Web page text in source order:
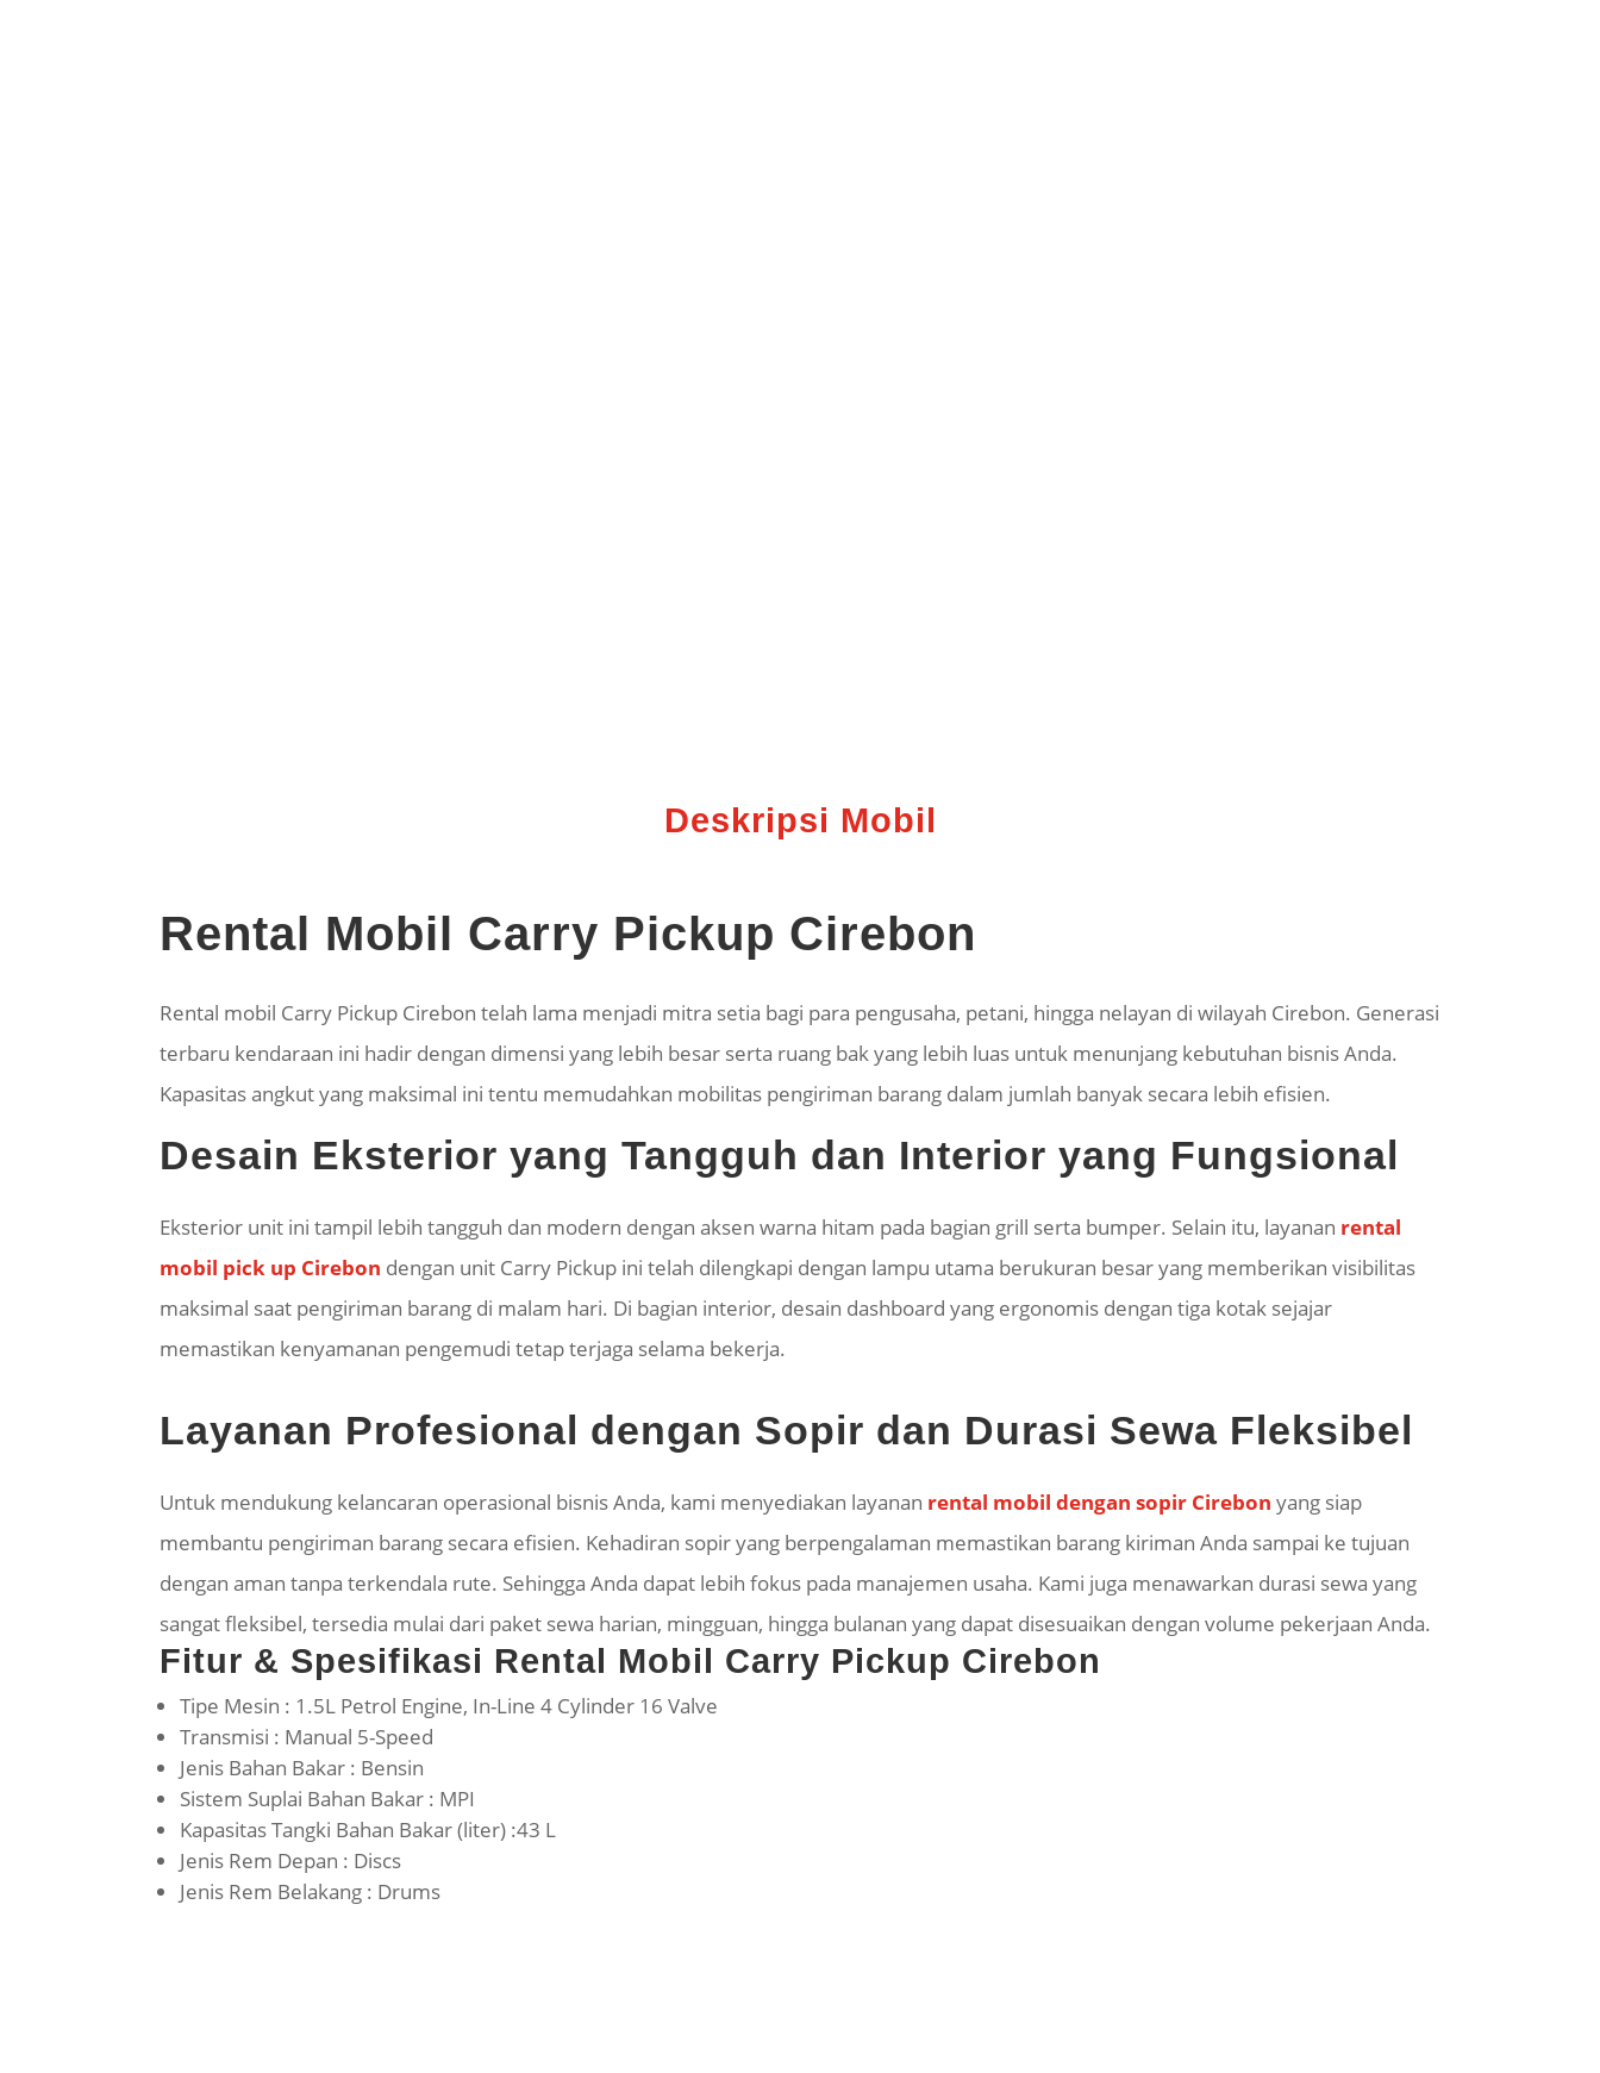
Deskripsi Mobil
Rental Mobil Carry Pickup Cirebon
Rental mobil Carry Pickup Cirebon telah lama menjadi mitra setia bagi para pengusaha, petani, hingga nelayan di wilayah Cirebon. Generasi
terbaru kendaraan ini hadir dengan dimensi yang lebih besar serta ruang bak yang lebih luas untuk menunjang kebutuhan bisnis Anda.
Kapasitas angkut yang maksimal ini tentu memudahkan mobilitas pengiriman barang dalam jumlah banyak secara lebih efisien.
Desain Eksterior yang Tangguh dan Interior yang Fungsional
Eksterior unit ini tampil lebih tangguh dan modern dengan aksen warna hitam pada bagian grill serta bumper. Selain itu, layanan rental
mobil pick up Cirebon dengan unit Carry Pickup ini telah dilengkapi dengan lampu utama berukuran besar yang memberikan visibilitas
maksimal saat pengiriman barang di malam hari. Di bagian interior, desain dashboard yang ergonomis dengan tiga kotak sejajar
memastikan kenyamanan pengemudi tetap terjaga selama bekerja.
Layanan Profesional dengan Sopir dan Durasi Sewa Fleksibel
Untuk mendukung kelancaran operasional bisnis Anda, kami menyediakan layanan rental mobil dengan sopir Cirebon yang siap
membantu pengiriman barang secara efisien. Kehadiran sopir yang berpengalaman memastikan barang kiriman Anda sampai ke tujuan
dengan aman tanpa terkendala rute. Sehingga Anda dapat lebih fokus pada manajemen usaha. Kami juga menawarkan durasi sewa yang
sangat fleksibel, tersedia mulai dari paket sewa harian, mingguan, hingga bulanan yang dapat disesuaikan dengan volume pekerjaan Anda.
Fitur & Spesifikasi Rental Mobil Carry Pickup Cirebon
Tipe Mesin : 1.5L Petrol Engine, In-Line 4 Cylinder 16 Valve
Transmisi : Manual 5-Speed
Jenis Bahan Bakar : Bensin
Sistem Suplai Bahan Bakar : MPI
Kapasitas Tangki Bahan Bakar (liter) :43 L
Jenis Rem Depan : Discs
Jenis Rem Belakang : Drums